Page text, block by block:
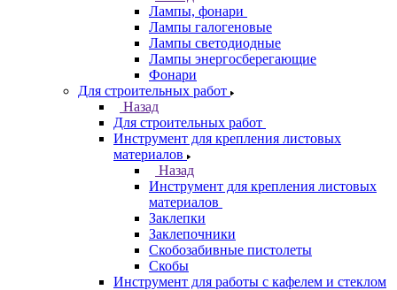
Лампы, фонари
Лампы галогеновые
Лампы светодиодные
Лампы энергосберегающие
Фонари
Для строительных работ
Назад
Для строительных работ
Инструмент для крепления листовых
материалов
Назад
Инструмент для крепления листовых
материалов
Заклепки
Заклепочники
Скобозабивные пистолеты
Скобы
Инструмент для работы с кафелем и стеклом